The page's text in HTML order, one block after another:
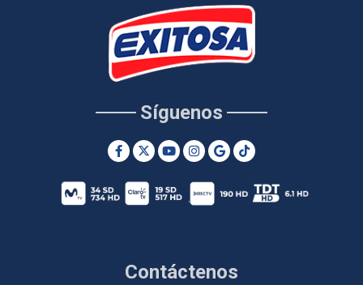
Contáctenos
Síguenos